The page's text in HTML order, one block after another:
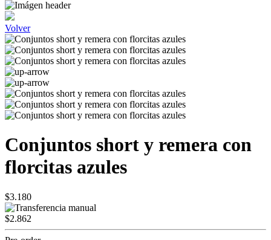
Volver
Conjuntos short y remera con
florcitas azules
$3.180
$2.862